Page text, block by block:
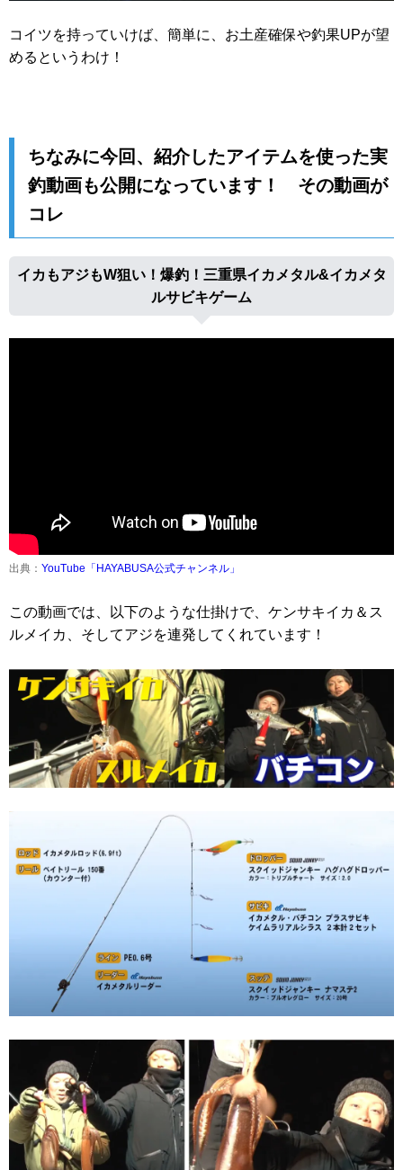
コイツを持っていけば、簡単に、お土産確保や釣果UPが望
めるというわけ！
ちなみに今回、紹介したアイテムを使った実
釣動画も公開になっています！ その動画が
コレ
イカもアジもW狙い！爆釣！三重県イカメタル&イカメタ
ルサビキゲーム
出典： YouTube「HAYABUSA公式チャンネル」
この動画では、以下のような仕掛けで、ケンサキイカ＆ス
ルメイカ、そしてアジを連発してくれています！